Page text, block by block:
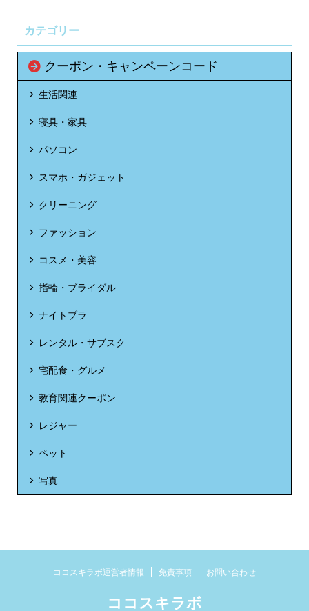
カテゴリー
クーポン・キャンペーンコード
生活関連
寝具・家具
パソコン
スマホ・ガジェット
クリーニング
ファッション
コスメ・美容
指輪・ブライダル
ナイトブラ
レンタル・サブスク
宅配食・グルメ
教育関連クーポン
レジャー
ペット
写真
ココスキラボ運営者情報 免責事項 お問い合わせ
ココスキラボ